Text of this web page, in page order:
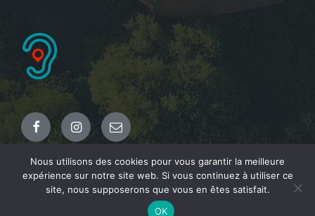
FacebookInstagramEmail
© 2021 Commune de Fresnicourt le Dolmen
Nous utilisons des cookies pour vous garantir la meilleure
expérience sur notre site web. Si vous continuez à utiliser ce
site, nous supposerons que vous en êtes satisfait.
OK